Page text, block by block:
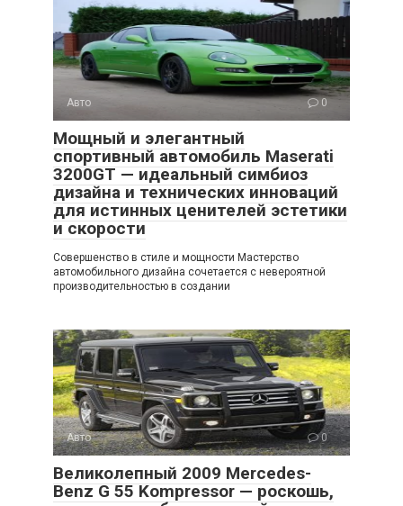
Авто 0
Мощный и элегантный
спортивный автомобиль Maserati
3200GT — идеальный симбиоз
дизайна и технических инноваций
для истинных ценителей эстетики
и скорости
Совершенство в стиле и мощности Мастерство
автомобильного дизайна сочетается с невероятной
производительностью в создании
Авто 0
Великолепный 2009 Mercedes-
Benz G 55 Kompressor — роскошь,